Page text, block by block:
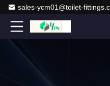
sales-ycm01@toilet-